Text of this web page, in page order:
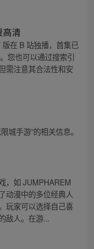
高清
在 B 站独播，首集已
您也可以通过搜索引
需注意其合法性和安
城手游”的相关信息。
，如 JUMPHAREM
动漫中的多位经典人
玩家可以选择自己喜
敌人。在游...